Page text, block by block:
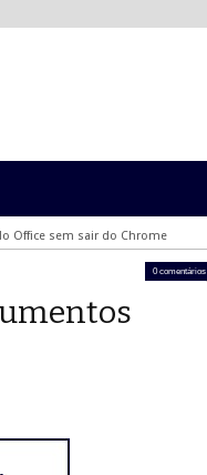
Office sem sair do Chrome
0 comentários